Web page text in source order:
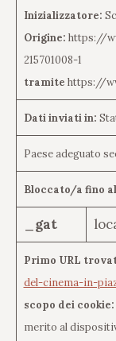
Inizializzatore:
Origine: https://
215701008-1
tramite https://
Dati inviati in:
Paese adeguato
Bloccato/a fino
_gat
Primo URL
del-cinema-in-
scopo dei cookie:
merito al